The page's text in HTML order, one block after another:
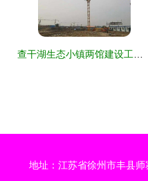
地址：江苏省徐州市丰县